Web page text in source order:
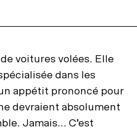
voitures volées. Elle
dans les
appétit prononcé pour
devraient absolument
Jamais… C’est